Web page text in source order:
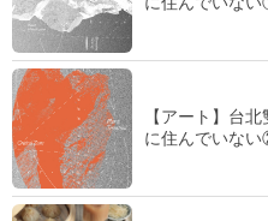
【アート】台
に住んでいな